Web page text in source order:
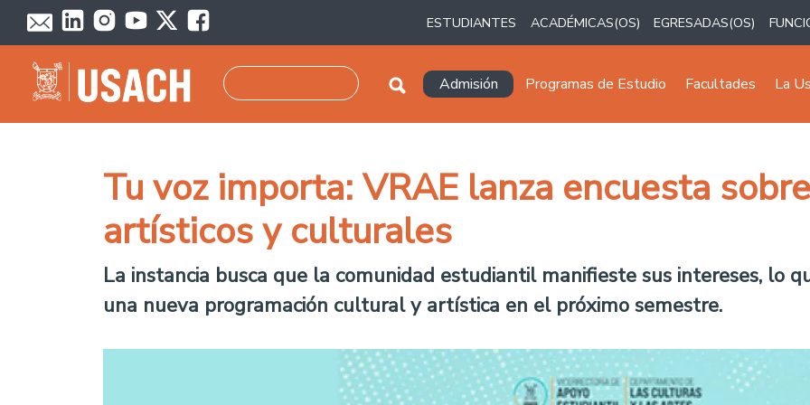
Pasar al contenido principal
ESTUDIANTES ACADÉMICAS(OS) EGRESADAS(OS)
Navegación principal
Admisión Programas de Estudio Facultades La
Tu voz importa: VRAE lanza encuesta
artísticos y culturales
La instancia busca que la comunidad estudiantil manifieste sus intereses, lo
una nueva programación cultural y artística en el próximo semestre.